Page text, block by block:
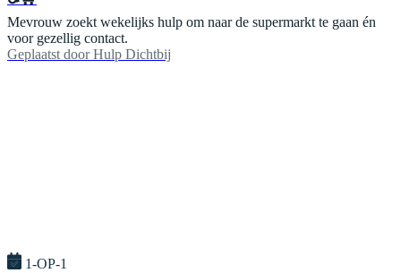
Mevrouw zoekt wekelijks hulp om naar de supermarkt te gaan én
voor gezellig contact.
Geplaatst door Hulp Dichtbij
1-OP-1